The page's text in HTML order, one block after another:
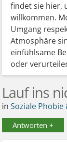
findet sie hier,
willkommen.
Umgang
Atmosphäre
einfühlsame
oder
Lauf ins
inSoziale
Antworten +